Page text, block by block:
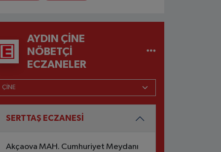
AYDIN ÇINE
NÖBETÇI
ECZANELER
SERTTAŞ ECZANESİ
Akçaova MAH. Cumhuriyet Meydanı